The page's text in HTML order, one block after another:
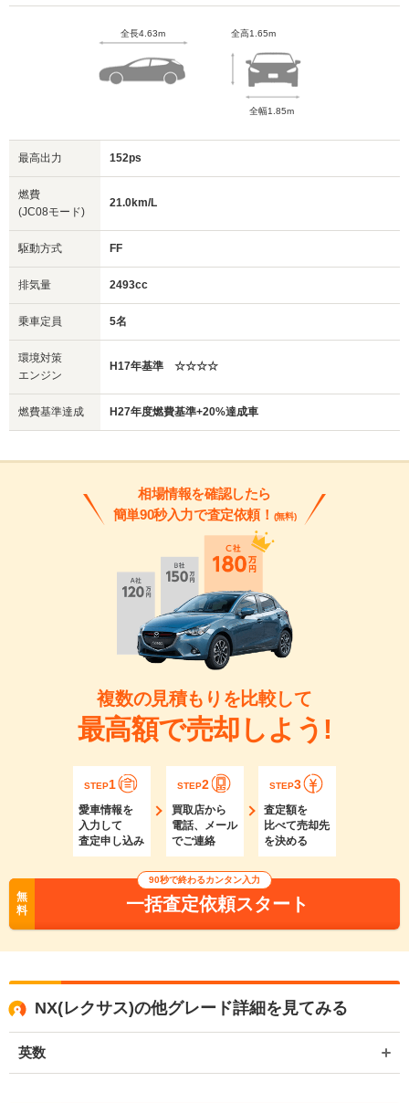
全長4.63m 全高1.65m
全幅1.85m
最高出力 152ps
燃費
(JC08モード)
21.0km/L
駆動方式 FF
排気量 2493cc
乗車定員 5名
環境対策
エンジン
H17年基準 ☆☆☆☆
燃費基準達成 H27年度燃費基準+20%達成車
相場情報を確認したら
簡単90秒入力で査定依頼！ (無料)
複数の見積もりを比較して
最高額で売却しよう!
STEP1
愛車情報を
入力して
査定申し込み
STEP2
買取店から
電話、メール
でご連絡
STEP3
査定額を
比べて売却先
を決める
無
料
90秒で終わるカンタン入力
一括査定依頼スタート
NX(レクサス)の他グレード詳細を見てみる
英数